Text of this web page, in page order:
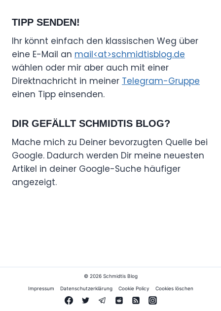
TIPP SENDEN!
Ihr könnt einfach den klassischen Weg über
eine E-Mail an mail<at>schmidtisblog.de
wählen oder mir aber auch mit einer
Direktnachricht in meiner Telegram-Gruppe
einen Tipp einsenden.
DIR GEFÄLLT SCHMIDTIS BLOG?
Mache mich zu Deiner bevorzugten Quelle bei
Google. Dadurch werden Dir meine neuesten
Artikel in deiner Google-Suche häufiger
angezeigt.
© 2026 Schmidtis Blog
Impressum Datenschutzerklärung Cookie Policy Cookies löschen